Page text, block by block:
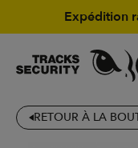
Expédition
RETOUR À LA